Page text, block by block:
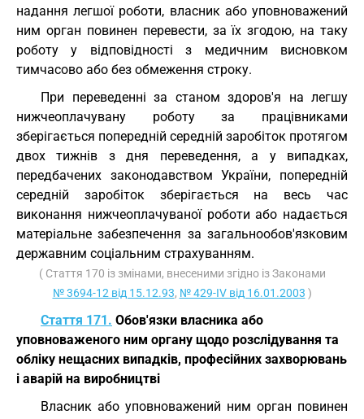
надання легшої роботи, власник або уповноважений
ним орган повинен перевести, за їх згодою, на таку
роботу у відповідності з медичним висновком
тимчасово або без обмеження строку.
При переведенні за станом здоров'я на легшу
нижчеоплачувану роботу за працівниками
зберігається попередній середній заробіток протягом
двох тижнів з дня переведення, а у випадках,
передбачених законодавством України, попередній
середній заробіток зберігається на весь час
виконання нижчеоплачуваної роботи або надається
матеріальне забезпечення за загальнообов'язковим
державним соціальним страхуванням.
( Стаття 170 із змінами, внесеними згідно із Законами
№ 3694-12 від 15.12.93, № 429-IV від 16.01.2003 )
Стаття 171. Обов'язки власника або
уповноваженого ним органу щодо розслідування та
обліку нещасних випадків, професійних захворювань
і аварій на виробництві
Власник або уповноважений ним орган повинен